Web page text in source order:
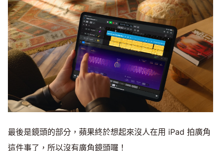
最後是鏡頭的部分，蘋果終於想起來沒人在用 iPad 拍廣角
這件事了，所以沒有廣角鏡頭囉！